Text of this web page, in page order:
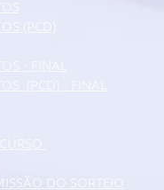
DO SORTEIO